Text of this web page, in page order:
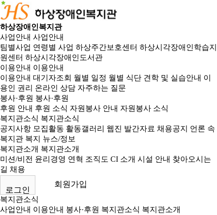
하상장애인복지관
사업안내 사업안내
팀별사업 연령별 사업 하상주간보호센터 하상시각장애인학습지
원센터 하상시각장애인도서관
이용안내 이용안내
이용안내 대기자조회 월별 일정 월별 식단 견학 및 실습안내 이
용인 권리 온라인 상담 자주하는 질문
봉사·후원 봉사·후원
후원 안내 후원 소식 자원봉사 안내 자원봉사 소식
복지관소식 복지관소식
공지사항 모집활동 활동갤러리 웹진 발간자료 채용공지
언론 속
복지관 복지 뉴스/정보
복지관소개 복지관소개
미션/비전 윤리경영 연혁 조직도 CI 소개 시설 안내 찾아오시는
길 채용
로그인
회원가입
복지관소식
사업안내 이용안내 봉사·후원 복지관소식 복지관소개